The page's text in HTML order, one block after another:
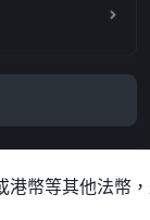
港幣等其他法幣